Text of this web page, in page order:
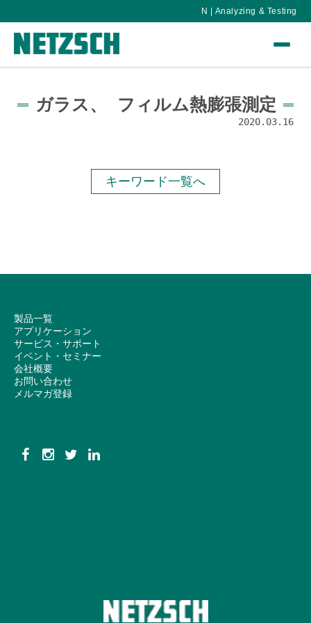
N | Analyzing & Testing
ガラス、 フィルム熱膨張測定
2020.03.16
キーワード一覧へ
製品一覧
アプリケーション
サービス・サポート
イベント・セミナー
会社概要
お問い合わせ
メルマガ登録